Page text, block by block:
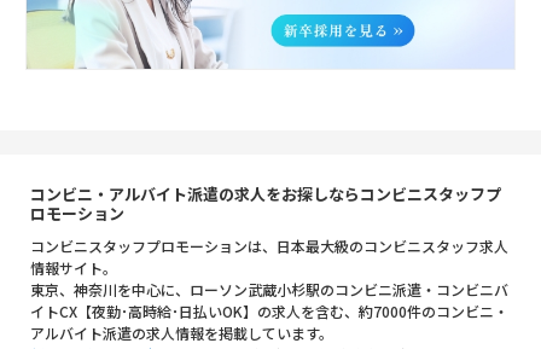
コンビニ・アルバイト派遣の求人をお探しならコンビニスタッフプ
ロモーション
コンビニスタッフプロモーションは、日本最大級のコンビニスタッフ求人
情報サイト。
東京、神奈川を中心に、ローソン武蔵小杉駅のコンビニ派遣・コンビニバ
イトCX【夜勤･高時給･日払いOK】の求人を含む、約7000件のコンビニ・
アルバイト派遣の求人情報を掲載しています。